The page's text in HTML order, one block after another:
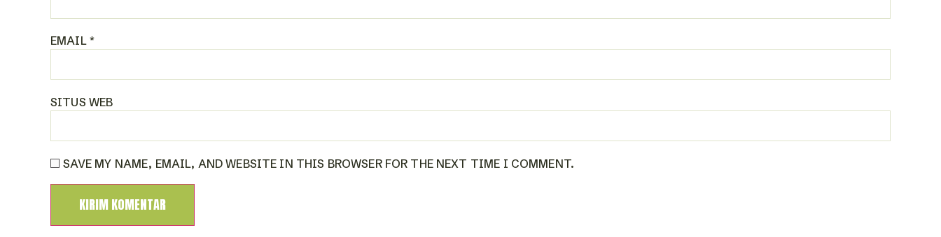
EMAIL *
SITUS WEB
SAVE MY NAME, EMAIL, AND WEBSITE IN THIS BROWSER FOR THE NEXT TIME I COMMENT.